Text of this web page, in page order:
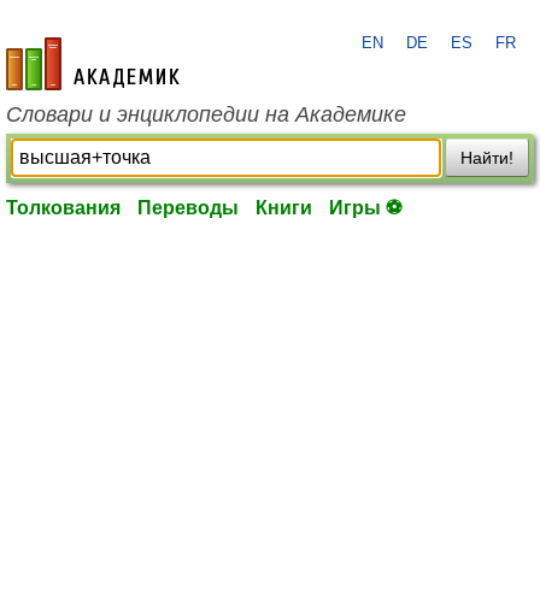
academic.ru
EN DE ES FR
Словари и энциклопедии на Академике
Найти!
Толкования Переводы Книги Игры ⚽